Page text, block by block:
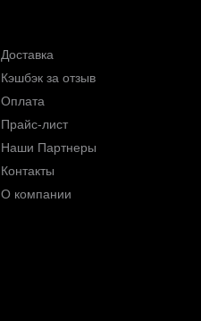
Доставка
Кэшбэк за отзыв
Оплата
Прайс-лист
Наши Партнеры
Контакты
О компании